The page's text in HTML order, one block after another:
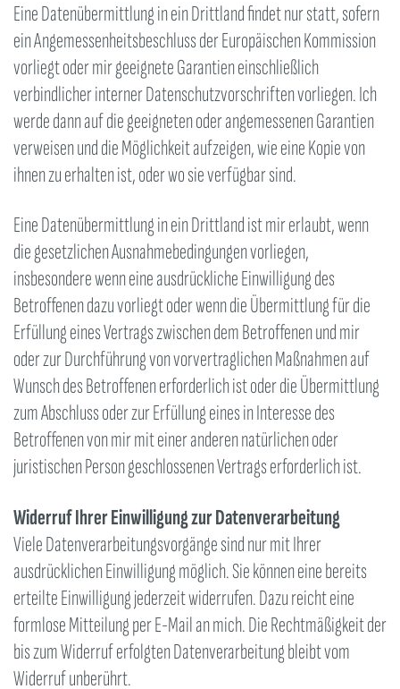
Eine Datenübermittlung in ein Drittland findet nur statt, sofern
ein Angemessenheitsbeschluss der Europäischen Kommission
vorliegt oder mir geeignete Garantien einschließlich
verbindlicher interner Datenschutzvorschriften vorliegen. Ich
werde dann auf die geeigneten oder angemessenen Garantien
verweisen und die Möglichkeit aufzeigen, wie eine Kopie von
ihnen zu erhalten ist, oder wo sie verfügbar sind.
Eine Datenübermittlung in ein Drittland ist mir erlaubt, wenn
die gesetzlichen Ausnahmebedingungen vorliegen,
insbesondere wenn eine ausdrückliche Einwilligung des
Betroffenen dazu vorliegt oder wenn die Übermittlung für die
Erfüllung eines Vertrags zwischen dem Betroffenen und mir
oder zur Durchführung von vorvertraglichen Maßnahmen auf
Wunsch des Betroffenen erforderlich ist oder die Übermittlung
zum Abschluss oder zur Erfüllung eines in Interesse des
Betroffenen von mir mit einer anderen natürlichen oder
juristischen Person geschlossenen Vertrags erforderlich ist.
Widerruf Ihrer Einwilligung zur Datenverarbeitung
Viele Datenverarbeitungsvorgänge sind nur mit Ihrer
ausdrücklichen Einwilligung möglich. Sie können eine bereits
erteilte Einwilligung jederzeit widerrufen. Dazu reicht eine
formlose Mitteilung per E-Mail an mich. Die Rechtmäßigkeit der
bis zum Widerruf erfolgten Datenverarbeitung bleibt vom
Widerruf unberührt.